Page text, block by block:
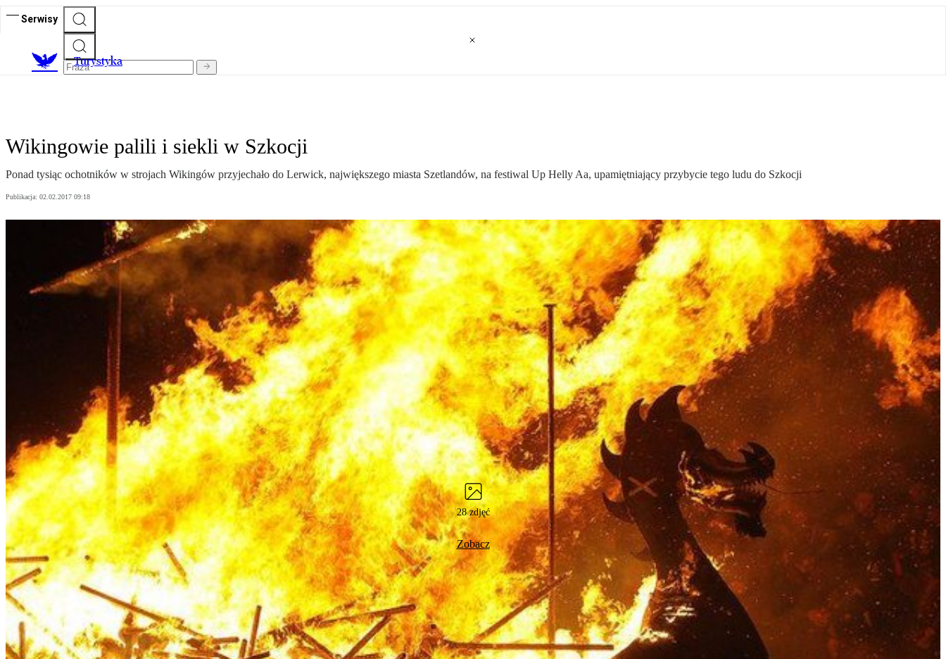
Serwisy
Turystyka
Wikingowie palili i siekli w Szkocji
Ponad tysiąc ochotników w strojach Wikingów przyjechało do Lerwick, największego miasta Szetlandów, na festiwal Up Helly Aa, upamiętniający przybycie tego ludu do Szkocji
Publikacja: 02.02.2017 09:18
28 zdjęć
Zobacz